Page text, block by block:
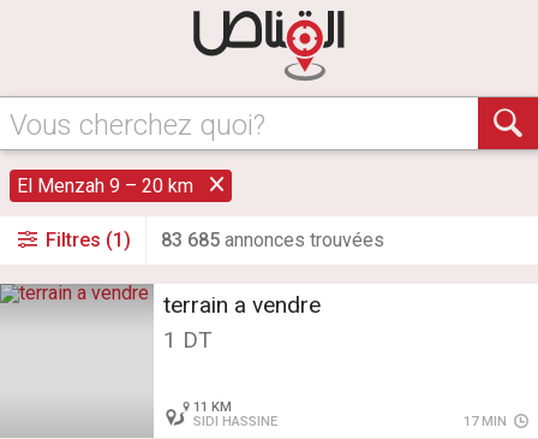
Vous cherchez quoi?
El Menzah 9 – 20 km
Filtres (1) 83 685 annonces trouvées
terrain a vendre
1 DT
11 KM
SIDI HASSINE
17 MIN